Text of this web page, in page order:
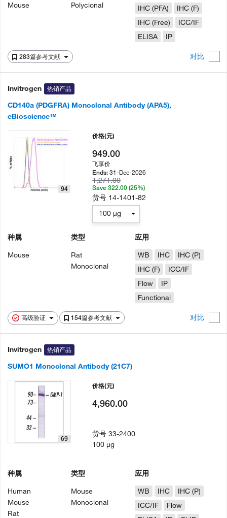
283篇参考文献 对比
Mouse
Polyclonal
IHC (PFA)
IHC (F)
IHC (Free)
ICC/IF
ELISA
IP
Invitrogen 热销产品
CD140a (PDGFRA) Monoclonal Antibody (APA5),
eBioscience™
高级验证 154篇参考文献 对比
94
种属
Mouse
类型
Rat
Monoclonal
应用
WB
IHC
IHC (P)
IHC (F)
ICC/IF
Flow
IP
Functional
价格(元)
949.00
飞享价
Ends:31-Dec-2026
1,271.00
Save 322.00 (25%)
货号 14-1401-82
100 µg
Invitrogen 热销产品
SUMO1 Monoclonal Antibody (21C7)
69
种属
Human
Mouse
Rat
类型
Mouse
Monoclonal
应用
WB
IHC
IHC (P)
ICC/IF
Flow
价格(元)
4,960.00
货号33-2400
100 µg